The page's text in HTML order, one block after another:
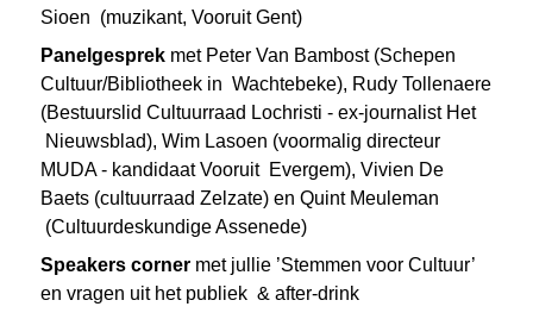
Sioen (muzikant, Vooruit Gent)
Panelgesprek met Peter Van Bambost (Schepen
Cultuur/Bibliotheek in Wachtebeke), Rudy Tollenaere
(Bestuurslid Cultuurraad Lochristi - ex-journalist Het
Nieuwsblad), Wim Lasoen (voormalig directeur
MUDA - kandidaat Vooruit Evergem), Vivien De
Baets (cultuurraad Zelzate) en Quint Meuleman
(Cultuurdeskundige Assenede)
Speakers corner met jullie ’Stemmen voor Cultuur’
en vragen uit het publiek &after-drink